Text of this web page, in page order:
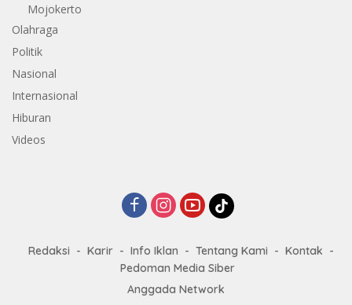
Mojokerto
Olahraga
Politik
Nasional
Internasional
Hiburan
Videos
Redaksi Karir Info Iklan Tentang Kami
Kontak
Pedoman Media Siber
Anggada Network